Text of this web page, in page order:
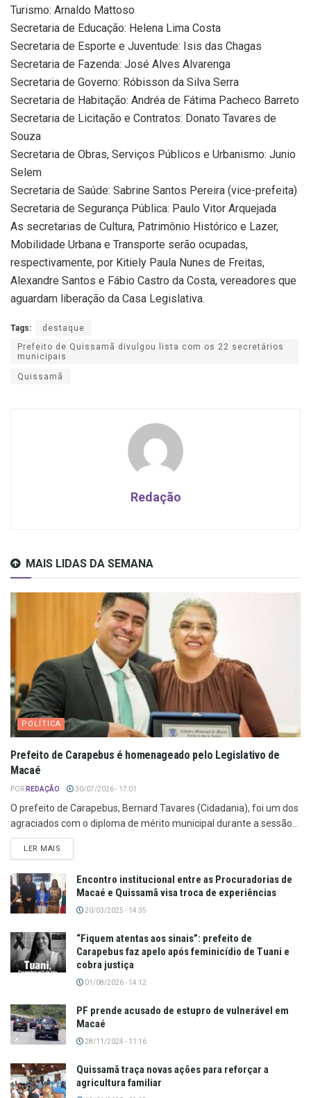
Turismo: Arnaldo Mattoso
Secretaria de Educação: Helena Lima Costa
Secretaria de Esporte e Juventude: Isis das Chagas
Secretaria de Fazenda: José Alves Alvarenga
Secretaria de Governo: Róbisson da Silva Serra
Secretaria de Habitação: Andréa de Fátima Pacheco Barreto
Secretaria de Licitação e Contratos: Donato Tavares de
Souza
Secretaria de Obras, Serviços Públicos e Urbanismo: Junio
Selem
Secretaria de Saúde: Sabrine Santos Pereira (vice-prefeita)
Secretaria de Segurança Pública: Paulo Vitor Arquejada
As secretarias de Cultura, Patrimônio Histórico e Lazer,
Mobilidade Urbana e Transporte serão ocupadas,
respectivamente, por Kitiely Paula Nunes de Freitas,
Alexandre Santos e Fábio Castro da Costa, vereadores que
aguardam liberação da Casa Legislativa.
Tags:
destaque
Prefeito de Quissamã divulgou lista com os 22 secretários
municipais
Quissamã
Redação
MAIS LIDAS DA SEMANA
POLÍTICA
Prefeito de Carapebus é homenageado pelo Legislativo de
Macaé
POR REDAÇÃO 30/07/2026 - 17:01
O prefeito de Carapebus, Bernard Tavares (Cidadania), foi um dos
agraciados com o diploma de mérito municipal durante a sessão...
LER MAIS
Encontro institucional entre as Procuradorias de
Macaé e Quissamã visa troca de experiências
20/03/2025 - 14:35
“Fiquem atentas aos sinais”: prefeito de
Carapebus faz apelo após feminicídio de Tuani e
cobra justiça
01/08/2026 - 14:12
PF prende acusado de estupro de vulnerável em
Macaé
28/11/2024 - 11:16
Quissamã traça novas ações para reforçar a
agricultura familiar